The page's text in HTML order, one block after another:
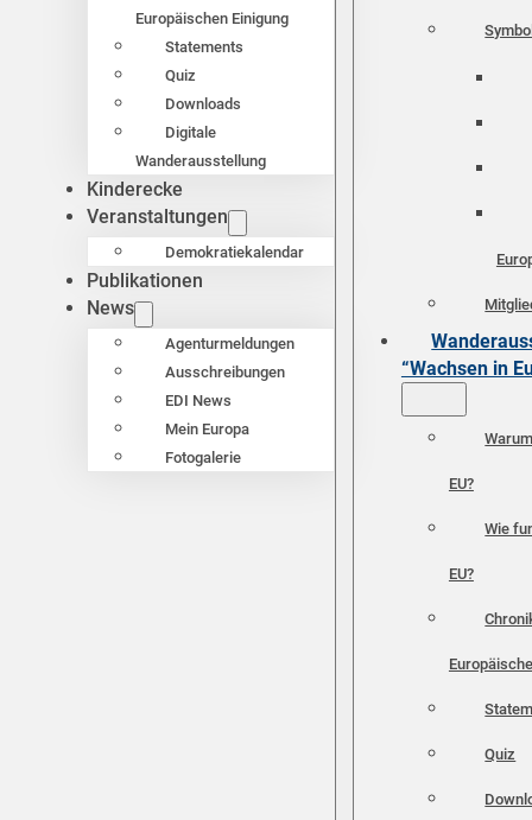
Europäischen Einigung
Statements
Quiz
Downloads
Digitale
Wanderausstellung
Kinderecke
Veranstaltungen
Demokratiekalendar
Publikationen
News
Agenturmeldungen
Ausschreibungen
EDI News
Mein Europa
Fotogalerie
“Wachsen in
EU?
Wie
EU?
Quiz